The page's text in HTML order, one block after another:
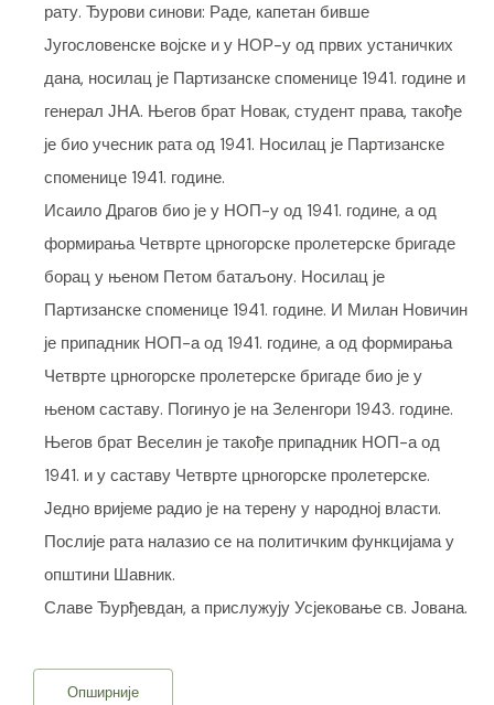
рату. Ђурови синови: Раде, капетан бивше
Југословенске војске и у НОР-у од првих устаничких
дана, носилац је Партизанске споменице 1941. године и
генерал ЈНА. Његов брат Новак, студент права, такође
је био учесник рата од 1941. Носилац је Партизанске
споменице 1941. године.
Исаило Драгов био је у НОП-у од 1941. године, а од
формирања Четврте црногорске пролетерске бригаде
борац у њеном Петом батаљону. Носилац је
Партизанске споменице 1941. године. И Милан Новичин
је припадник НОП-а од 1941. године, а од формирања
Четврте црногорске пролетерске бригаде био је у
њеном саставу. Погинуо је на Зеленгори 1943. године.
Његов брат Веселин је такође припадник НОП-а од
1941. и у саставу Четврте црногорске пролетерске.
Једно вријеме радио је на терену у народној власти.
Послије рата налазио се на политичким функцијама у
општини Шавник.
Славе Ђурђевдан, а прислужују Усјековање св. Јована.
Опширније